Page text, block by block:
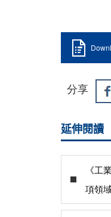
分享
延伸閱讀
《工
項領